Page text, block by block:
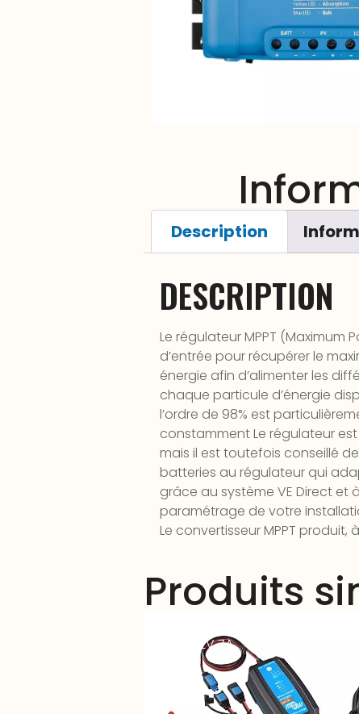
Description
DESCRIPTION
Le régulateur MPPT (Maximum
d’entrée pour récupérer le
énergie afin d’alimenter les
chaque particule d’énergie
l’ordre de 98% est
constamment Le régulateur
mais il est toutefois conseillé
batteries au régulateur qui
grâce au système VE Direct
paramétrage de votre
Le convertisseur MPPT produit,
Produits
07(1) – 12V 7A